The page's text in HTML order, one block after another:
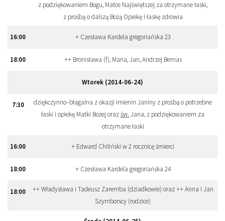
z podziękowaniem Bogu, Matce Najświętszej za otrzymane łaski,
z prośbą o dalszą Bożą Opiekę i łaskę zdrowia
16:00 + Czesława Kardela gregoriańska 23
18:00 ++ Bronisława (f), Maria, Jan, Andrzej Bernas
Wtorek (2014-06-24)
7:30
dziękczynno–błagalna z okazji imienin Janiny z prośbą o potrzebne
łaski i opiekę Matki Bożej orazśw. Jana, z podziękowaniem za
otrzymane łaski
16:00 + Edward Chiliński w 2 rocznicę śmierci
18:00 + Czesława Kardela gregoriańska 24
18:00
++ Władysława i Tadeusz Zaremba (dziadkowie) oraz ++ Anna i Jan
Szymborscy (rodzice)